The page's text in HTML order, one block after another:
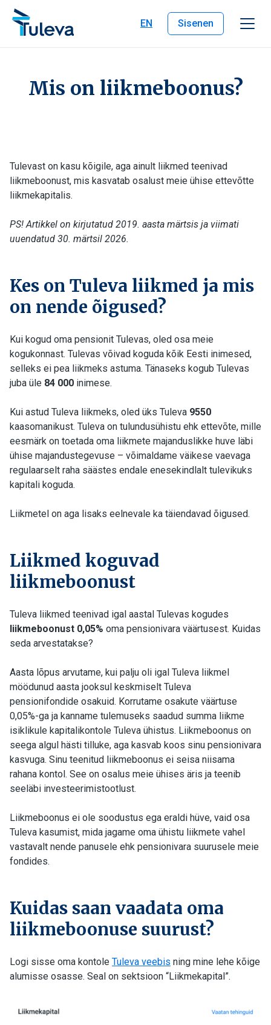
Liigu edasi sisu juurde
EN
Sisenen
Mis on liikmeboonus?
Tulevast on kasu kõigile, aga ainult liikmed teenivad
liikmeboonust, mis kasvatab osalust meie ühise ettevõtte
liikmekapitalis.
PS! Artikkel on kirjutatud 2019. aasta märtsis ja viimati
uuendatud 30. märtsil 2026.
Kes on Tuleva liikmed ja mis
on nende õigused?
Kui kogud oma pensionit Tulevas, oled osa meie
kogukonnast. Tulevas võivad koguda kõik Eesti inimesed,
selleks ei pea liikmeks astuma. Tänaseks kogub Tulevas
juba üle 84 000 inimese.
Kui astud Tuleva liikmeks, oled üks Tuleva 9550
kaasomanikust. Tuleva on tulundusühistu ehk ettevõte, mille
eesmärk on toetada oma liikmete majanduslikke huve läbi
ühise majandustegevuse – võimaldame väikese vaevaga
regulaarselt raha säästes endale enesekindlalt tulevikuks
kapitali koguda.
Liikmetel on aga lisaks eelnevale ka täiendavad õigused.
Liikmed koguvad
liikmeboonust
Tuleva liikmed teenivad igal aastal Tulevas kogudes
liikmeboonust 0,05% oma pensionivara väärtusest. Kuidas
seda arvestatakse?
Aasta lõpus arvutame, kui palju oli igal Tuleva liikmel
möödunud aasta jooksul keskmiselt Tuleva
pensionifondide osakuid. Korrutame osakute väärtuse
0,05%-ga ja kanname tulemuseks saadud summa liikme
isiklikule kapitalikontole Tuleva ühistus. Liikmeboonus on
seega algul hästi tilluke, aga kasvab koos sinu pensionivara
kasvuga. Sinu teenitud liikmeboonus ei seisa niisama
rahana kontol. See on osalus meie ühises äris ja teenib
seeläbi investeerimistootlust.
Liikmeboonus ei ole soodustus ega eraldi hüve, vaid osa
Tuleva kasumist, mida jagame oma ühistu liikmete vahel
vastavalt nende panusele ehk pensionivara suurusele meie
fondides.
Kuidas saan vaadata oma
liikmeboonuse suurust?
Logi sisse oma kontole Tuleva veebis ning mine lehe kõige
alumisse osasse. Seal on sektsioon “Liikmekapital”.